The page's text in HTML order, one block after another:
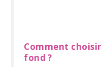
Comment
fond ?